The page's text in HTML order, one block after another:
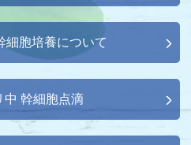
細胞培養について
中 幹細胞点滴